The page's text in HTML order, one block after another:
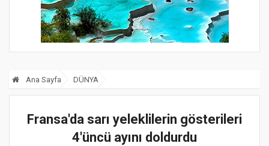
Ana Sayfa DÜNYA
Fransa'da sarı yeleklilerin gösterileri
4'üncü ayını doldurdu